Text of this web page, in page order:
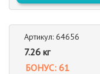
Артикул: 64656
7.26 кг
БОНУС: 61